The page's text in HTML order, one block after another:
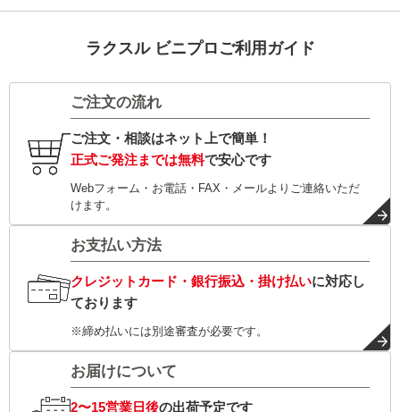
ラクスル ビニプロご利用ガイド
ご注文の流れ
ご注文・相談はネット上で簡単！
正式ご発注までは無料で安心です
Webフォーム・お電話・FAX・メールよりご連絡いただ
けます。
お支払い方法
クレジットカード・銀行振込・掛け払いに対応し
ております
※締め払いには別途審査が必要です。
お届けについて
2〜15営業日後の出荷予定です